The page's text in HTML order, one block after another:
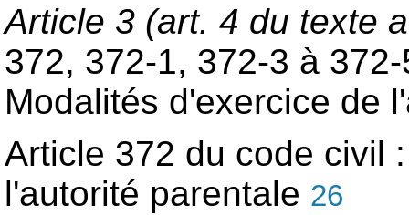
Article 3 (art. 4 du texte
372, 372-1, 372-3 à
Modalités d'exercice de
Article 372 du code civil
l'autorité parentale 26